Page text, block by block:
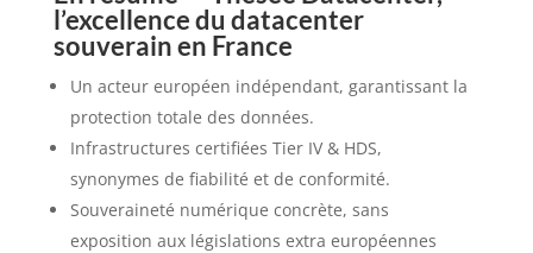
l’excellence du datacenter
souverain en France
Un acteur européen indépendant, garantissant la
protection totale des données.
Infrastructures certifiées Tier IV & HDS,
synonymes de fiabilité et de conformité.
Souveraineté numérique concrète, sans
exposition aux législations extra européennes